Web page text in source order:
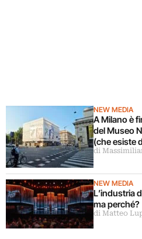
NEW MEDIA
A Milano è
del Museo
(che esiste
di
NEW MEDIA
L’industria
ma perché?
di Matteo